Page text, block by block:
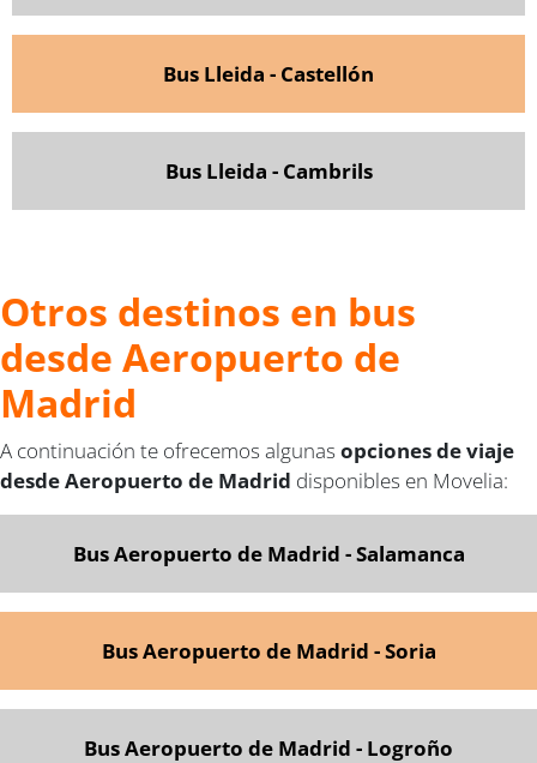
Bus Lleida - Castellón
Bus Lleida - Cambrils
Otros destinos en bus
desde Aeropuerto de
Madrid
A continuación te ofrecemos algunas opciones de viaje
desde Aeropuerto de Madrid disponibles en Movelia:
Bus Aeropuerto de Madrid - Salamanca
Bus Aeropuerto de Madrid - Soria
Bus Aeropuerto de Madrid - Logroño